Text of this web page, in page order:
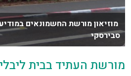
מוזיאון מורשת החשמונאים
סבירסקי
מורשת העתיד בבית